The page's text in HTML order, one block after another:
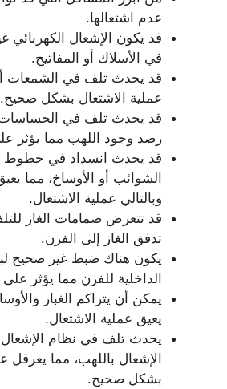
عدم اشتعالها.
قد يكون الإشعال
في الأسلاك أو المفاتيح.
قد يحدث تلف في الشمعات
عملية الاشتعال بشكل صحيح.
قد يحدث تلف في
رصد وجود اللهب مما يؤثر
قد يحدث انسداد في خطوط
الشوائب أو الأوساخ، مما
وبالتالي عملية الاشتعال.
قد تتعرض صمامات الغاز
تدفق الغاز إلى الفرن.
يكون هناك ضبط غير صحيح
الداخلية للفرن مما يؤثر
يمكن أن يتراكم الغبار
يعيق عملية الاشتعال.
يحدث تلف في نظام الإشعال
الإشعال باللهب، مما يعرقل
بشكل صحيح.